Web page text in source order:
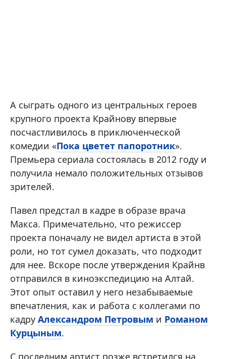
А сыграть одного из центральных героев
крупного проекта Крайнову впервые
посчастливилось в приключенческой
комедии «Пока цветет папоротник».
Премьера сериала состоялась в 2012 году и
получила немало положительных отзывов
зрителей.
Павел предстал в кадре в образе врача
Макса. Примечательно, что режиссер
проекта поначалу не видел артиста в этой
роли, но тот сумел доказать, что подходит
для нее. Вскоре после утверждения Крайнв
отправился в киноэкспедицию на Алтай.
Этот опыт оставил у него незабываемые
впечатления, как и работа с коллегами по
кадру Александром Петровым и Романом
Курцыным.
С последним артист позже встретился на